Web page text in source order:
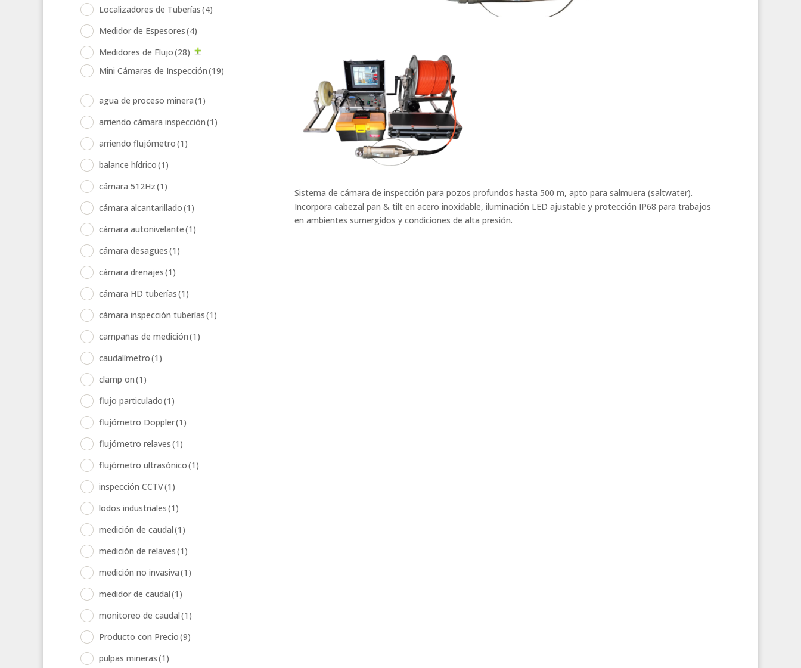
Sistema de cámara de inspección para pozos profundos hasta 500 m, apto para salmuera (saltwater).
Incorpora cabezal pan & tilt en acero inoxidable, iluminación LED ajustable y protección IP68 para trabajos
en ambientes sumergidos y condiciones de alta presión.
Localizadores de Tuberías(4)
Medidor de Espesores(4)
Medidores de Flujo(28)
Mini Cámaras de Inspección(19)
agua de proceso minera(1)
arriendo cámara inspección(1)
arriendo flujómetro(1)
balance hídrico(1)
cámara 512Hz(1)
cámara alcantarillado(1)
cámara autonivelante(1)
cámara desagües(1)
cámara drenajes(1)
cámara HD tuberías(1)
cámara inspección tuberías(1)
campañas de medición(1)
caudalímetro(1)
clamp on(1)
flujo particulado(1)
flujómetro Doppler(1)
flujómetro relaves(1)
flujómetro ultrasónico(1)
inspección CCTV(1)
lodos industriales(1)
medición de caudal(1)
medición de relaves(1)
medición no invasiva(1)
medidor de caudal(1)
monitoreo de caudal(1)
Producto con Precio(9)
pulpas mineras(1)